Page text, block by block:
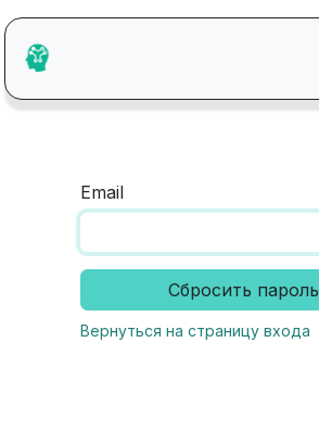
Перейти к содержимому
Email
Сбросить пароль
Вернуться на страницу входа